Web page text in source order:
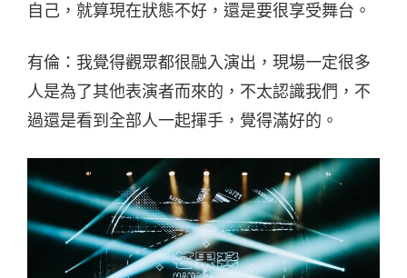
自己，就算現在狀態不好，還是要很享受舞台。
有倫：我覺得觀眾都很融入演出，現場一定很多
人是為了其他表演者而來的，不太認識我們，不
過還是看到全部人一起揮手，覺得滿好的。